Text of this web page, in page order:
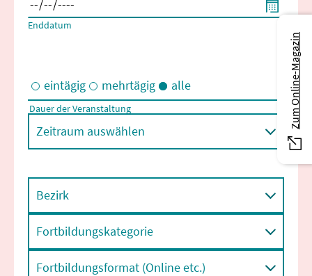
Enddatum
Eintägige und/oder mehrtägige Veranstaltungen
eintägig mehrtägig alle
Dauer der Veranstaltung
Zeitraum auswählen
Bezirk
Fortbildungskategorie
Fortbildungsformat (Online etc.)
Zum Online-Magazin